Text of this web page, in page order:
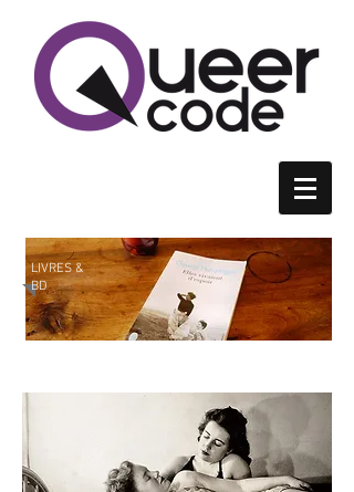
LIVRES &
BD